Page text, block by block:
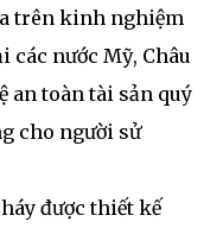
trên kinh nghiệm
các nước Mỹ, Châu
an toàn tài sản quý
cho người sử
được thiết kế